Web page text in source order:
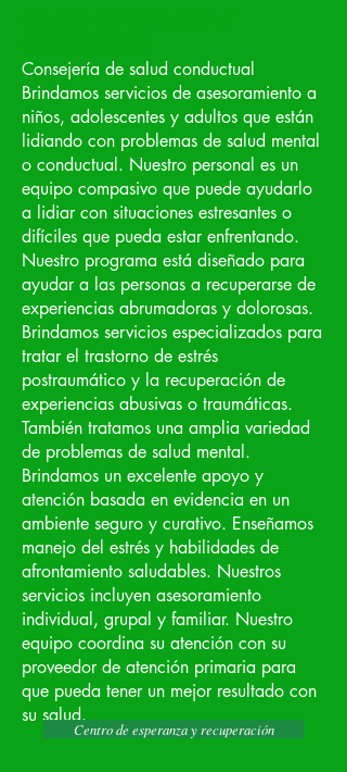
Consejería de salud conductual
Brindamos servicios de asesoramiento a
niños, adolescentes y adultos que están
lidiando con problemas de salud mental
o conductual. Nuestro personal es un
equipo compasivo que puede ayudarlo
a lidiar con situaciones estresantes o
difíciles que pueda estar enfrentando.
Nuestro programa está diseñado para
ayudar a las personas a recuperarse de
experiencias abrumadoras y dolorosas.
Brindamos servicios especializados para
tratar el trastorno de estrés
postraumático y la recuperación de
experiencias abusivas o traumáticas.
También tratamos una amplia variedad
de problemas de salud mental.
Brindamos un excelente apoyo y
atención basada en evidencia en un
ambiente seguro y curativo. Enseñamos
manejo del estrés y habilidades de
afrontamiento saludables. Nuestros
servicios incluyen asesoramiento
individual, grupal y familiar. Nuestro
equipo coordina su atención con su
proveedor de atención primaria para
que pueda tener un mejor resultado con
su salud.
Centro de esperanza y recuperación